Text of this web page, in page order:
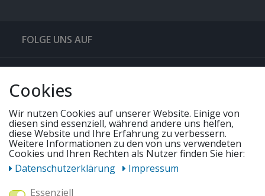
FOLGE UNS AUF
SERVICE
UNSERE ANGEBOTE
ZAHLUNGSWEISEN
Cookies
Wir nutzen Cookies auf unserer Website. Einige von
diesen sind essenziell, während andere uns helfen,
diese Website und Ihre Erfahrung zu verbessern.
Weitere Informationen zu den von uns verwendeten
Cookies und Ihren Rechten als Nutzer finden Sie hier:
Daten­schutz­erklärung
Impressum
Essenziell